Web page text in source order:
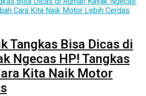
Tangkas Bisa Dicas di
Ngecas HP! Tangkas
Kita Naik Motor